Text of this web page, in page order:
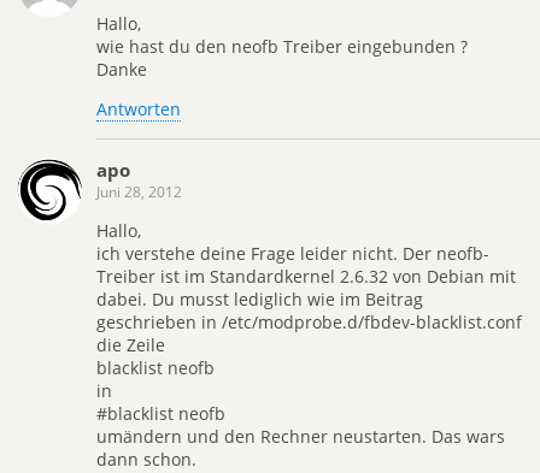
Hallo,
wie hast du den neofb Treiber eingebunden ?
Danke
Antworten
apo
Juni 28, 2012
Hallo,
ich verstehe deine Frage leider nicht. Der neofb-
Treiber ist im Standardkernel 2.6.32 von Debian mit
dabei. Du musst lediglich wie im Beitrag
geschrieben in /etc/modprobe.d/fbdev-blacklist.conf
die Zeile
blacklist neofb
in
#blacklist neofb
umändern und den Rechner neustarten. Das wars
dann schon.